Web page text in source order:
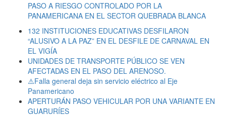
PASO A RIESGO CONTROLADO POR LA
PANAMERICANA EN EL SECTOR QUEBRADA BLANCA
132 INSTITUCIONES EDUCATIVAS DESFILARON
“ALUSIVO A LA PAZ” EN EL DESFILE DE CARNAVAL EN
EL VIGÍA
UNIDADES DE TRANSPORTE PÚBLICO SE VEN
AFECTADAS EN EL PASO DEL ARENOSO.
⚠️Falla general deja sin servicio eléctrico al Eje
Panamericano
APERTURÁN PASO VEHICULAR POR UNA VARIANTE EN
GUARURÍES